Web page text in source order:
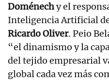
Doménechy el
Inteligencia Artificial de
Ricardo Oliver. Peio
“el dinamismo y la
del tejido empresarial
global cada vez más